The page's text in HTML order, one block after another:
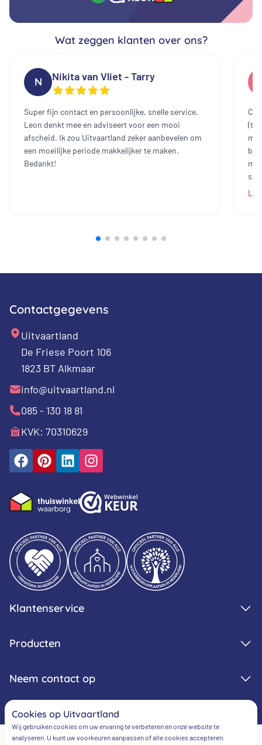
Wat zeggen klanten over ons?
N Nikita van Vliet - Tarry
Super fijn contact en persoonlijke, snelle service.
Leon denkt mee en adviseert voor een mooi
afscheid. Ik zou Uitvaartland zeker aanbevelen om
een moeilijke periode makkelijker te maken.
Bedankt!
Contactgegevens
Uitvaartland
De Friese Poort 106
1823 BT Alkmaar
info@uitvaartland.nl
085 - 130 18 81
KVK: 70310629
Klantenservice
Producten
Neem contact op
Cookies op Uitvaartland
Wij gebruiken cookies om uw ervaring te verbeteren en onze website te
analyseren. U kunt uw voorkeuren aanpassen of alle cookies accepteren.